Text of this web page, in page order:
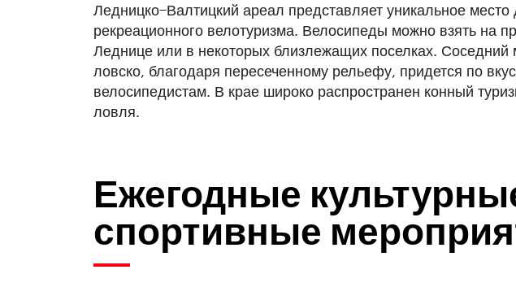
Ледницко−Валтицкий ареал представляет уникальное место
рекреационного велотуризма. Велосипеды можно взять на
Леднице или в некоторых близ­­­лежа­щих по­селках.
ловско, благодаря пересеченному рельефу, придется по
велосипедистам. В крае широко распространен конный
ловля.
Ежегодные
спортивные